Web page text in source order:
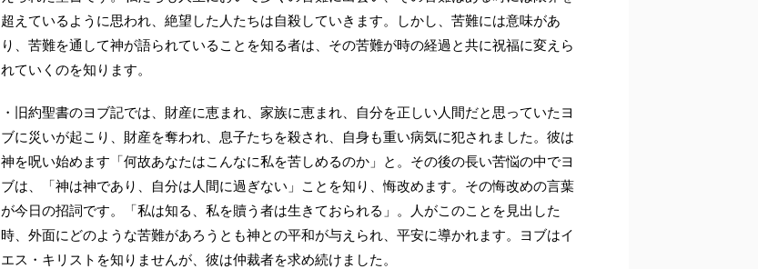
超えているように思われ、絶望した人たちは自殺していきます。しかし、苦難には意味があ
り、苦難を通して神が語られていることを知る者は、その苦難が時の経過と共に祝福に変えら
れていくのを知ります。
・旧約聖書のヨブ記では、財産に恵まれ、家族に恵まれ、自分を正しい人間だと思っていたヨ
ブに災いが起こり、財産を奪われ、息子たちを殺され、自身も重い病気に犯されました。彼は
神を呪い始めます「何故あなたはこんなに私を苦しめるのか」と。その後の長い苦悩の中でヨ
ブは、「神は神であり、自分は人間に過ぎない」ことを知り、悔改めます。その悔改めの言葉
が今日の招詞です。「私は知る、私を贖う者は生きておられる」。人がこのことを見出した
時、外面にどのような苦難があろうとも神との平和が与えられ、平安に導かれます。ヨブはイ
エス・キリストを知りませんが、彼は仲裁者を求め続けました。